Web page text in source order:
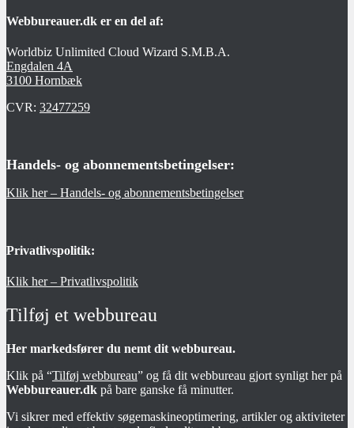
Webbureauer.dk er en del af:
Worldbiz Unlimited Cloud Wizard S.M.B.A.
Engdalen 4A
3100 Hornbæk
CVR: 32477259
Handels- og abonnementsbetingelser:
Klik her – Handels- og abonnementsbetingelser
Privatlivspolitik:
Klik her – Privatlivspolitik
Tilføj et webbureau
Her markedsfører du nemt dit webbureau.
Klik på “Tilføj webbureau” og få dit webbureau gjort synligt her på
Webbureauer.dk på bare ganske få minutter.
Vi sikrer med effektiv søgemaskineoptimering, artikler og aktiviteter